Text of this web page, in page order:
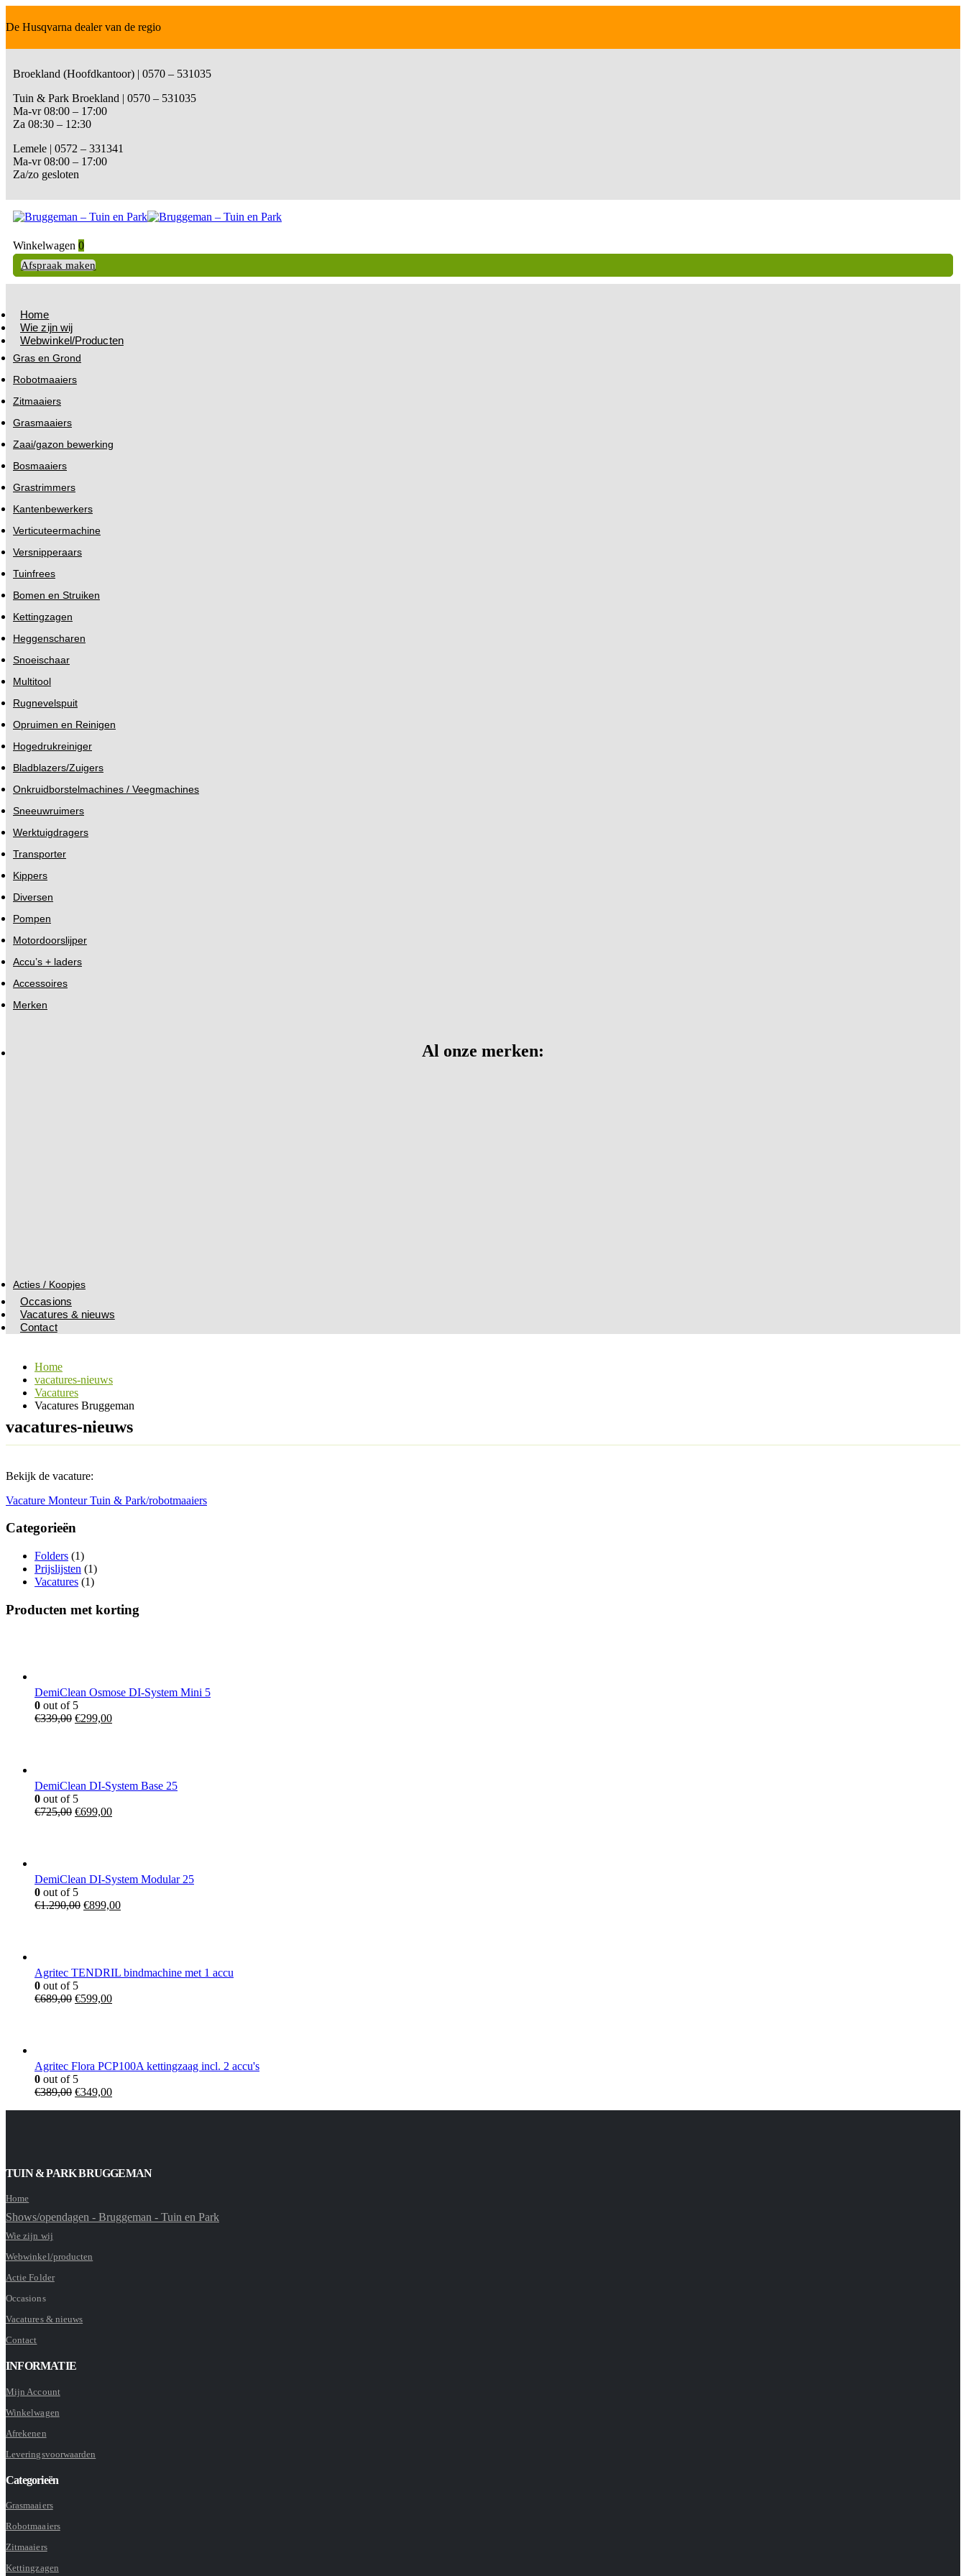
De Husqvarna dealer van de regio
Broekland (Hoofdkantoor) | 0570 – 531035
Tuin & Park Broekland | 0570 – 531035
Ma-vr 08:00 – 17:00
Za 08:30 – 12:30
Lemele | 0572 – 331341
Ma-vr 08:00 – 17:00
Za/zo gesloten
Winkelwagen 0
Afspraak maken
Home
Wie zijn wij
Webwinkel/Producten
Gras en Grond
Robotmaaiers
Zitmaaiers
Grasmaaiers
Zaai/gazon bewerking
Bosmaaiers
Grastrimmers
Kantenbewerkers
Verticuteermachine
Versnipperaars
Tuinfrees
Bomen en Struiken
Kettingzagen
Heggenscharen
Snoeischaar
Multitool
Rugnevelspuit
Opruimen en Reinigen
Hogedrukreiniger
Bladblazers/Zuigers
Onkruidborstelmachines / Veegmachines
Sneeuwruimers
Werktuigdragers
Transporter
Kippers
Diversen
Pompen
Motordoorslijper
Accu’s + laders
Accessoires
Merken
Al onze merken:
Acties / Koopjes
Occasions
Vacatures & nieuws
Contact
Home
vacatures-nieuws
Vacatures
Vacatures Bruggeman
vacatures-nieuws
Bekijk de vacature:
Vacature Monteur Tuin & Park/robotmaaiers
Categorieën
Folders (1)
Prijslijsten (1)
Vacatures (1)
Producten met korting
DemiClean Osmose DI-System Mini 5
0 out of 5
€339,00 €299,00
DemiClean DI-System Base 25
0 out of 5
€725,00 €699,00
DemiClean DI-System Modular 25
0 out of 5
€1.290,00 €899,00
Agritec TENDRIL bindmachine met 1 accu
0 out of 5
€689,00 €599,00
Agritec Flora PCP100A kettingzaag incl. 2 accu's
0 out of 5
€389,00 €349,00
TUIN & PARK BRUGGEMAN
Home
Shows/opendagen - Bruggeman - Tuin en Park
Wie zijn wij
Webwinkel/producten
Actie Folder
Occasions
Vacatures & nieuws
Contact
INFORMATIE
Mijn Account
Winkelwagen
Afrekenen
Leveringsvoorwaarden
Categorieën
Grasmaaiers
Robotmaaiers
Zitmaaiers
Kettingzagen